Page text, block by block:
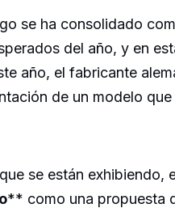
se ha consolidado
del año, y en
año, el fabricante
de un modelo
se están exhibiendo,
** como una propuesta